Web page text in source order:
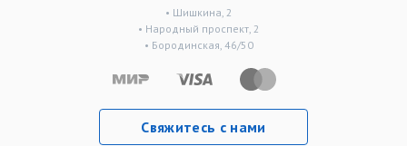
• Шишкина, 2
• Народный проспект, 2
• Бородинская, 46/50
Свяжитесь с нами